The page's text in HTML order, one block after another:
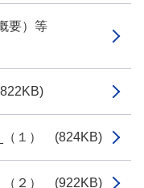
概要）等
（１） (824KB)
（２） (922KB)